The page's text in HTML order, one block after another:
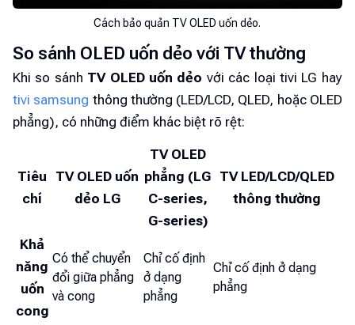
Cách bảo quản TV OLED uốn dẻo.
So sánh OLED uốn dẻo với TV thường
Khi so sánh TV OLED uốn dẻo với các loại tivi LG hay
tivi samsung thông thường (LED/LCD, QLED, hoặc OLED
phẳng), có những điểm khác biệt rõ rệt:
Tiêu
chí
TV OLED uốn
dẻo LG
TV OLED
phẳng (LG
C-series,
G-series)
TV LED/LCD/QLED
thông thường
Khả
năng
uốn
cong
Có thể chuyển
đổi giữa phẳng
và cong
Chỉ cố định
ở dạng
phẳng
Chỉ cố định ở dạng
phẳng